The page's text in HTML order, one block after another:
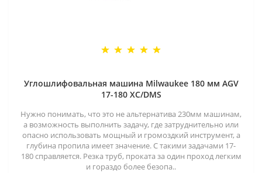
Углошлифовальная машина Milwaukee 180 мм AGV
17-180 XC/DMS
Нужно понимать, что это не альтернатива 230мм машинам,
а возможность выполнить задачу, где затруднительно или
опасно использовать мощный и громоздкий инструмент, а
глубина пропила имеет значение. С такими задачами 17-
180 справляется. Резка труб, проката за один проход легким
и гораздо более безопа..